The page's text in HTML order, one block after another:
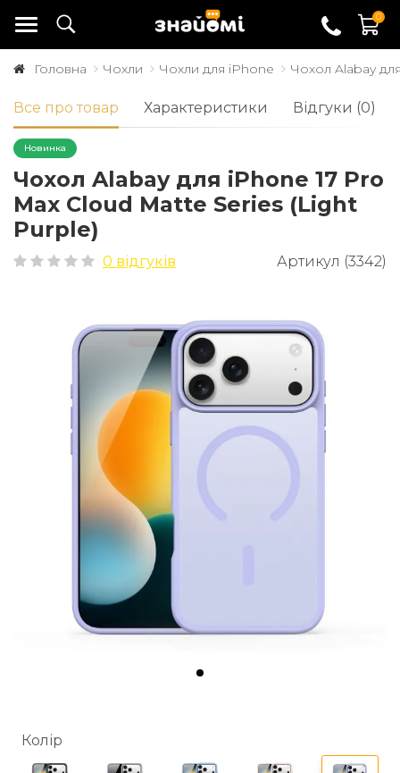
0
Головна Чохли Чохли для iPhone Чохол Alabay
Все про товар Характеристики Відгуки (0)
Новинка
Чохол Alabay для iPhone 17 Pro
Max Cloud Matte Series (Light
Purple)
0 відгуків Артикул (3342)
Колір